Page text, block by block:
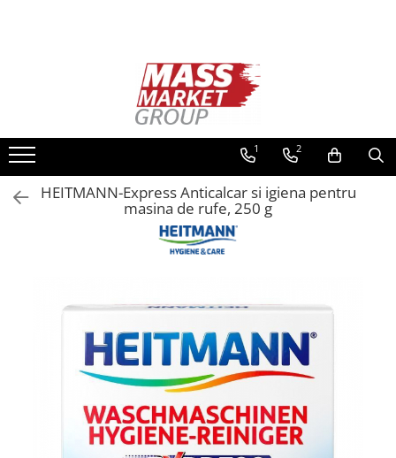
Lansete la crap
Mulinete la crap
Fire Crap
Plumbi, momitoare
Rod Pod, picheti, suporti
Avertizoare si swingere
Pescuit Feeder, Stationar, Pluta
Lansete Feeder, Stationar, Pluta
Mulinete Feeder, Stationar, Pluta
Fire feeder, stationar
1 2
HEITMANN-Express Anticalcar si igiena pentru
masina de rufe, 250 g